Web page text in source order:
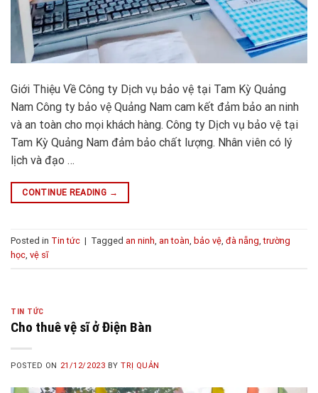
Giới Thiệu Về Công ty Dịch vụ bảo vệ tại Tam Kỳ Quảng
Nam Công ty bảo vệ Quảng Nam cam kết đảm bảo an ninh
và an toàn cho mọi khách hàng. Công ty Dịch vụ bảo vệ tại
Tam Kỳ Quảng Nam đảm bảo chất lượng. Nhân viên có lý
lịch và đạo …
CONTINUE READING →
Posted in Tin tức | Tagged an ninh, an toàn, bảo vệ, đà nẵng,trường
học, vệ sĩ
TIN TỨC
Cho thuê vệ sĩ ở Điện Bàn
POSTED ON 21/12/2023 BYTRỊ QUẢN